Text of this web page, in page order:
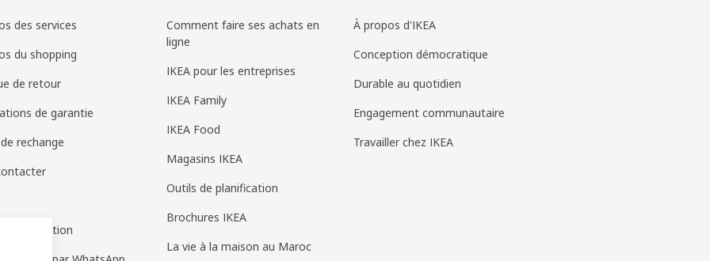
des services
du shopping
de retour
de garantie
rechange
d'information
Comment faire ses achats en
ligne
IKEA pour les entreprises
IKEA Family
IKEA Food
Magasins IKEA
Outils de planification
Brochures IKEA
La vie à la maison au Maroc
À propos d'IKEA
Conception démocratique
Durable au quotidien
Engagement communautaire
Travailler chez IKEA